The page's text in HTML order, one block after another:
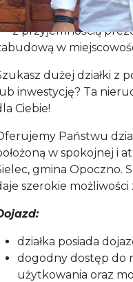
Biuro
z przyjemnością
w
dużej działki z
lub inwestycję? Ta
Ciebie!
Państwu
w spokojnej i
gmina Opoczno.
szerokie
działka posiada
dogodny dostęp do
użytkowania oraz